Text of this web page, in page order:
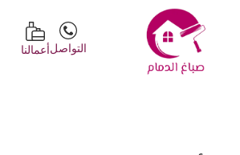
أعمالناالتواصل